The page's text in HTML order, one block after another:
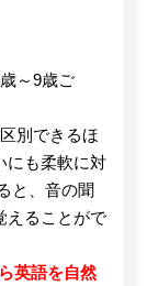
～9歳ご
別できるほ
にも柔軟に対
と、音の聞
えることがで
英語を自然